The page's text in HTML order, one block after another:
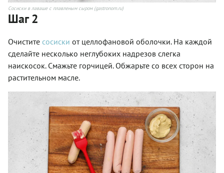
Сосиски в лаваше с плавленым сыром (gastronom.ru)
Шаг 2
Очистите сосиски от целлофановой оболочки. На каждой
сделайте несколько неглубоких надрезов слегка
наискосок. Смажьте горчицей. Обжарьте со всех сторон на
растительном масле.